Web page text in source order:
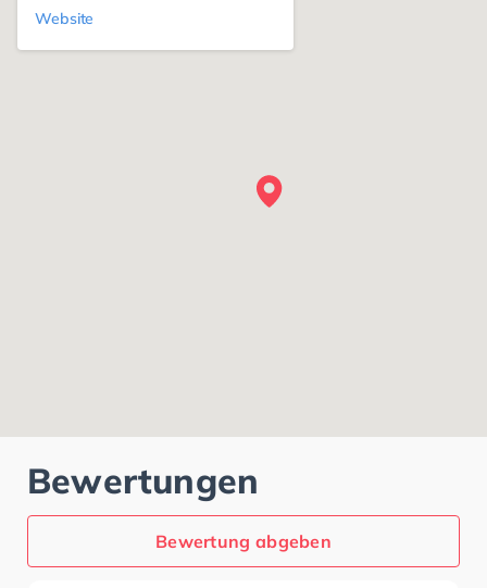
Website
Bewertungen
Bewertung abgeben